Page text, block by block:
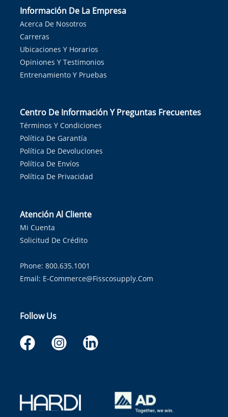
Información De La Empresa
Acerca De Nosotros
Carreras
Ubicaciones Y Horarios
Opiniones Y Testimonios
Entrenamiento Y Pruebas
Centro De Información Y Preguntas Frecuentes
Términos Y Condiciones
Política De Garantía
Política De Devoluciones
Política De Envíos
Política De Privacidad
Atención Al Cliente
Mi Cuenta
Solicitud De Crédito
Phone: 800.635.1001
Email: E-Commerce@fisscosupply.com
Follow Us